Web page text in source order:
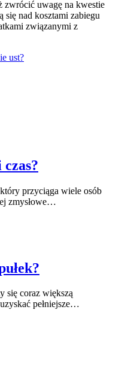
zwrócić uwagę na kwestie
się nad kosztami zabiegu
związanymi z
ust?
przyciąga wiele osób
zmysłowe…
się coraz większą
pełniejsze…